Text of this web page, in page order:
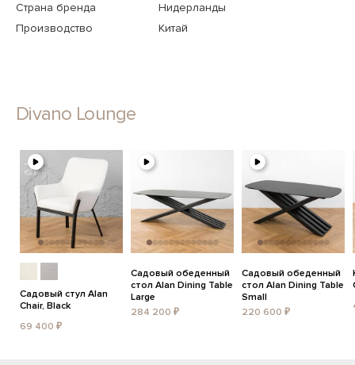
Страна бренда
Нидерланды
Производство
Китай
Divano Lounge
Садовый стул Alan
Chair, Black
69 400 ₽
Садовый обеденный
стол Alan Dining Table
Large
284 200 ₽
Садовый обеденный
стол Alan Dining Table
Small
220 600 ₽